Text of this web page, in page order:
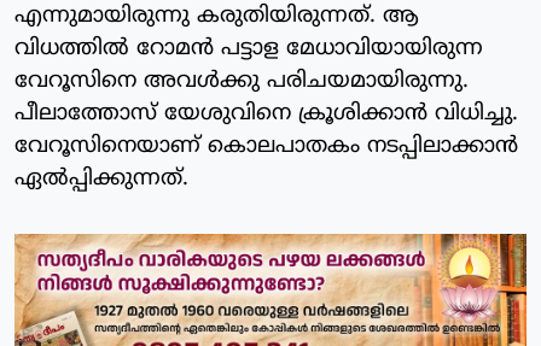
എന്നുമായിരുന്നു കരുതിയിരുന്നത്. ആ
വിധത്തില്‍ റോമന്‍ പട്ടാള മേധാവിയായിരുന്ന
വേറൂസിനെ അവള്‍ക്കു പരിചയമായിരുന്നു.
പീലാത്തോസ് യേശുവിനെ ക്രൂശിക്കാന്‍ വിധിച്ചു.
വേറൂസിനെയാണ് കൊലപാതകം നടപ്പിലാക്കാന്‍
ഏല്‍പ്പിക്കുന്നത്.